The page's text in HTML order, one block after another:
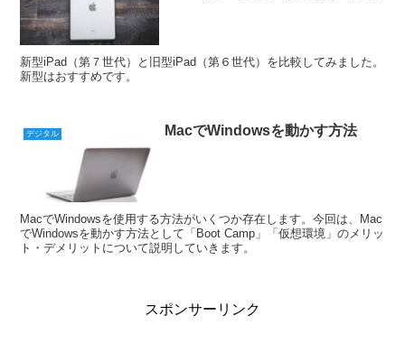
新型iPad（第７世代）と旧型iPad（第６世代）を比較してみました。
新型はおすすめです。
デジタル MacでWindowsを動かす方法
MacでWindowsを使用する方法がいくつか存在します。今回は、Mac
でWindowsを動かす方法として「Boot Camp」「仮想環境」のメリッ
ト・デメリットについて説明していきます。
スポンサーリンク